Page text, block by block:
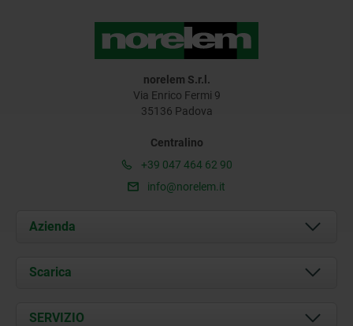
norelem S.r.l.
Via Enrico Fermi 9
35136 Padova
Centralino
+39 047 464 62 90
info@norelem.it
Azienda
Chi siamo
Contatti
Scarica
Documents
SERVIZIO